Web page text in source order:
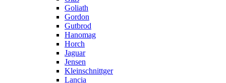
Goliath
Gordon
Gutbrod
Hanomag
Horch
Jaguar
Jensen
Kleinschnittger
Lancia